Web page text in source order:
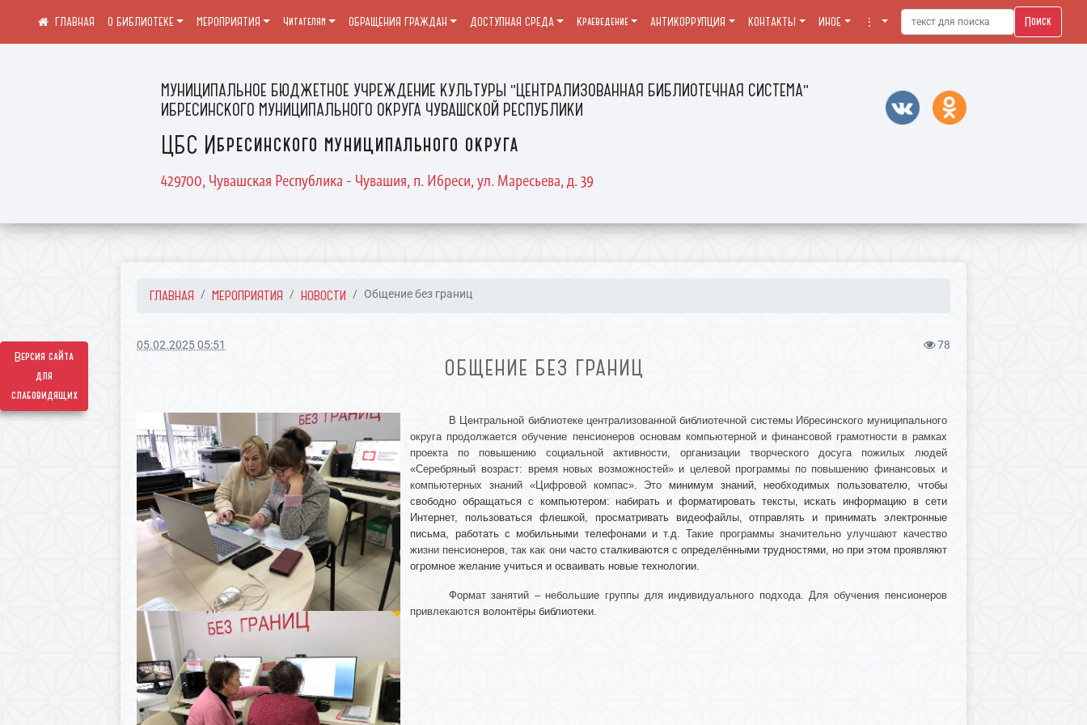
Версия сайта
для
слабовидящих
МУНИЦИПАЛЬНОЕ БЮДЖЕТНОЕ УЧРЕЖДЕНИЕ КУЛЬТУРЫ "ЦЕНТРАЛИЗОВАННАЯ БИБЛИОТЕЧНАЯ СИСТЕМА"
ИБРЕСИНСКОГО МУНИЦИПАЛЬНОГО ОКРУГА ЧУВАШСКОЙ РЕСПУБЛИКИ
ЦБС Ибресинского муниципального округа
429700, Чувашская Республика - Чувашия, п. Ибреси, ул. Маресьева, д. 39
О БИБЛИОТЕКЕ МЕРОПРИЯТИЯ Читателям ОБРАЩЕНИЯ ГРАЖДАН ДОСТУПНАЯ СРЕДА Краеведение АНТИКОРРУПЦИЯ КОНТАКТЫ ИНОЕ ⋮ Поиск
ГЛАВНАЯ МЕРОПРИЯТИЯ НОВОСТИ Общение без границ
05.02.2025 05:51 78
ОБЩЕНИЕ БЕЗ ГРАНИЦ
В Центральной библиотеке централизованной библиотечной системы Ибресинского муниципального
округа продолжается обучение пенсионеров основам компьютерной и финансовой грамотности в рамках
проекта по повышению социальной активности, организации творческого досуга пожилых людей
«Серебряный возраст: время новых возможностей» и целевой программы по повышению финансовых и
компьютерных знаний «Цифровой компас». Это минимум знаний, необходимых пользователю, чтобы
свободно обращаться с компьютером: набирать и форматировать тексты, искать информацию в сети
Интернет, пользоваться флешкой, просматривать видеофайлы, отправлять и принимать электронные
письма, работать с мобильными телефонами и т.д. Такие программы значительно улучшают качество
жизни пенсионеров, так как они часто сталкиваются с определёнными трудностями, но при этом проявляют
огромное желание учиться и осваивать новые технологии.
Формат занятий – небольшие группы для индивидуального подхода. Для обучения пенсионеров
привлекаютсяволонтёры библиотеки.